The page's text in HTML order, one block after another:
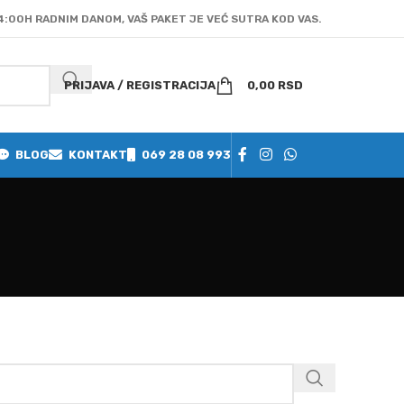
RADNIM DANOM, VAŠ PAKET JE VEĆ SUTRA KOD VAS.
PRIJAVA / REGISTRACIJA 0,00 RSD
BLOG KONTAKT 069 28 08 993